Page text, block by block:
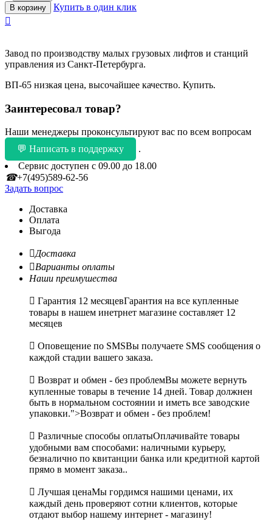
В корзину
Купить в один клик

Завод по производству малых грузовых лифтов и станций
управления из Санкт-Петербурга.
ВП-65 низкая цена, высочайшее качество. Купить.
Заинтересовал товар?
Наши менеджеры проконсультируют вас по всем вопросам
💬 Написать в поддержку
.
Сервис доступен с 09.00 до 18.00
☎+7(495)589-62-56
Задать вопрос
Доставка
Оплата
Выгода
Доставка
Варианты оплаты
Наши преимушества
 Гарантия 12 месяцевГарантия на все купленные
товары в нашем инетрнет магазине составляет 12
месяцев
 Оповещение по SMSВы получаете SMS сообщения о
каждой стадии вашего заказа.
 Возврат и обмен - без проблемВы можете вернуть
купленные товары в течение 14 дней. Товар должнен
быть в нормальном состоянии и иметь все заводские
упаковки.">Возврат и обмен - без проблем!
 Различные способы оплатыОплачивайте товары
удобными вам способами: наличными курьеру,
безналично по квитанции банка или кредитной картой
прямо в момент заказа..
 Лучшая ценаМы гордимся нашими ценами, их
каждый день проверяют сотни клиентов, которые
отдают выбор нашему интернет - магазину!